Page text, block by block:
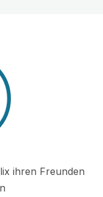
ihren Freunden